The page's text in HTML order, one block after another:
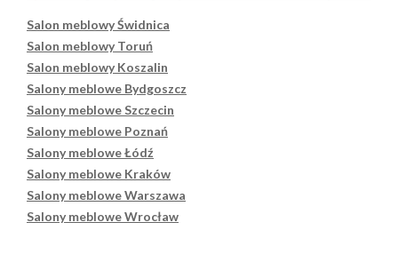
Salon meblowy Świdnica
Salon meblowy Toruń
Salon meblowy Koszalin
Salony meblowe Bydgoszcz
Salony meblowe Szczecin
Salony meblowe Poznań
Salony meblowe Łódź
Salony meblowe Kraków
Salony meblowe Warszawa
Salony meblowe Wrocław